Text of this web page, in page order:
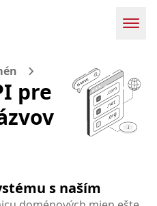
pre
s naším